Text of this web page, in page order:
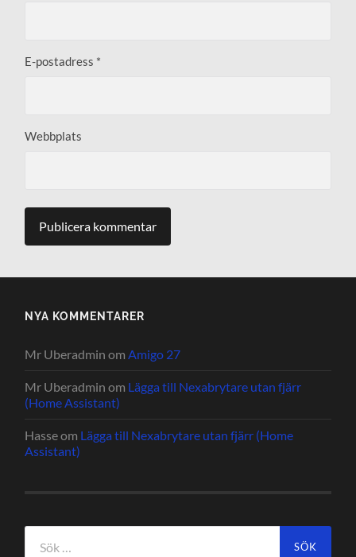
E-postadress *
Webbplats
NYA KOMMENTARER
Mr Uberadmin omAmigo 27
Mr Uberadmin om Lägga till Nexabrytare utan fjärr
(Home Assistant)
Hasseom Lägga till Nexabrytare utan fjärr (Home
Assistant)
efter: